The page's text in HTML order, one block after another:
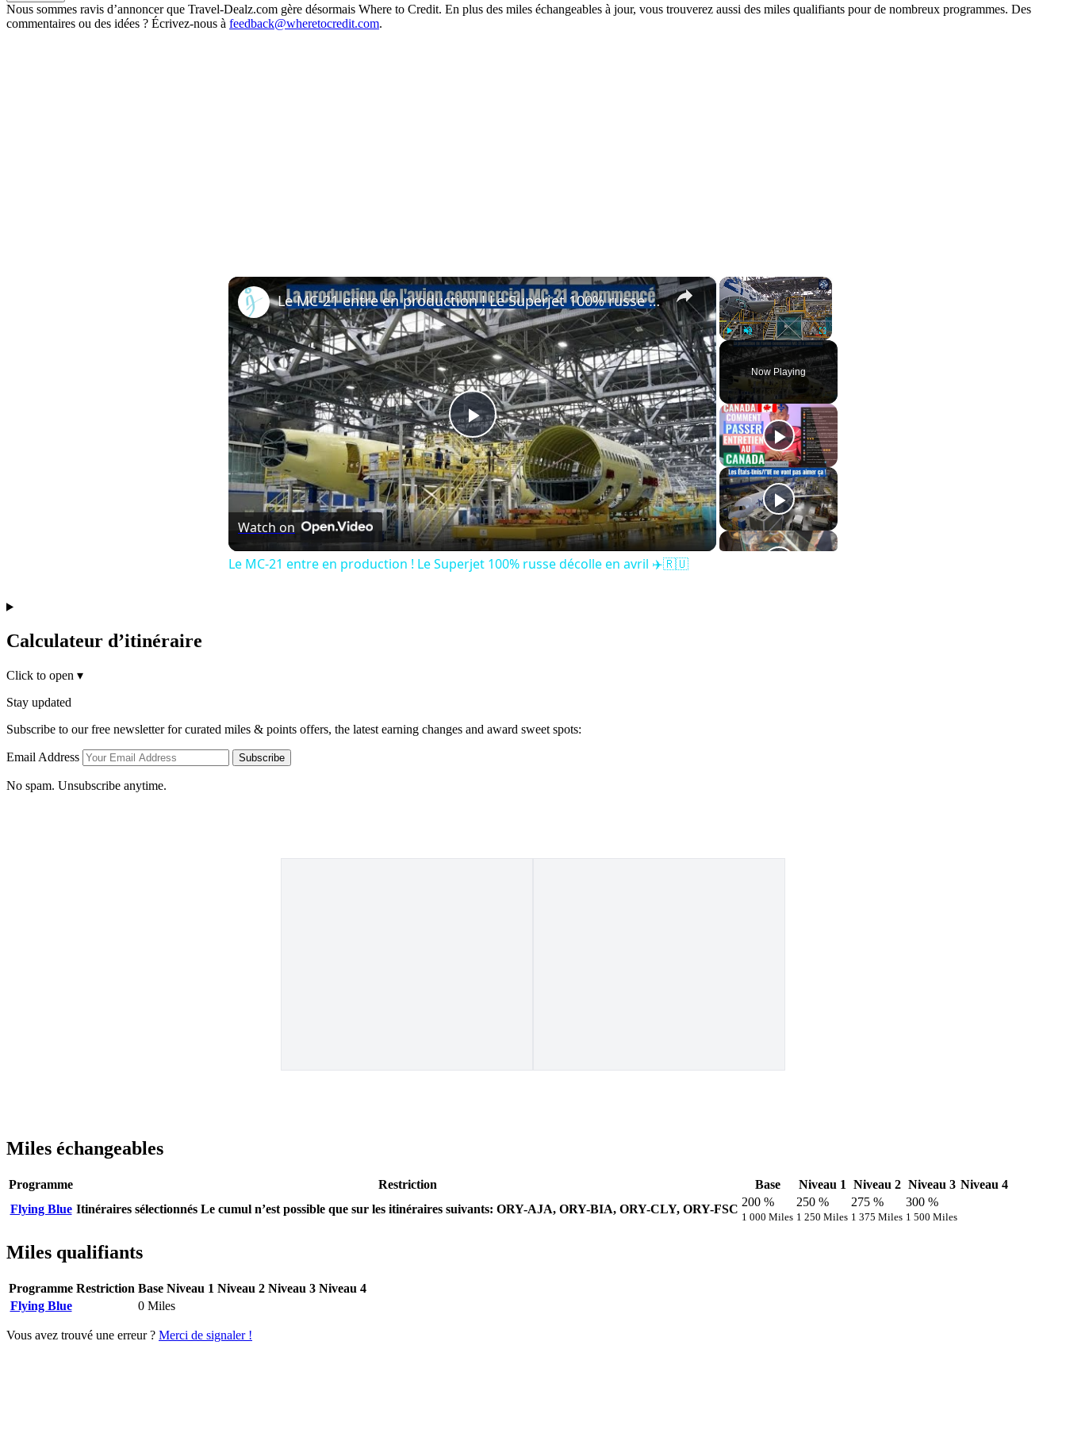
Nous sommes ravis d’annoncer que Travel-Dealz.com gère désormais Where to Credit. En plus des miles échangeables à jour, vous trouverez aussi des miles qualifiants pour de nombreux programmes. Des
commentaires ou des idées ? Écrivez-nous à feedback@wheretocredit.com.
×
Play Unmute Fullscreen
Now Playing
×
Play
Video
Le MC-21 entre en production ! Le Superjet 100% russe décolle en avril ✈️🇷🇺
Watch on
Le MC-21 entre en production ! Le Superjet 100% russe décolle en avril ✈️🇷🇺
Calculateur d’itinéraire
Click to open ▾
Stay updated
Subscribe to our free newsletter for curated miles & points offers, the latest earning changes and award sweet spots:
Email Address Subscribe
No spam. Unsubscribe anytime.
Miles échangeables
Programme Restriction Base Niveau 1 Niveau 2 Niveau 3 Niveau 4
Flying Blue Itinéraires sélectionnés Le cumul n’est possible que sur les itinéraires suivants: ORY-AJA, ORY-BIA, ORY-CLY, ORY-FSC
200 %
1 000 Miles
250 %
1 250 Miles
275 %
1 375 Miles
300 %
1 500 Miles
Miles qualifiants
Programme Restriction Base Niveau 1 Niveau 2 Niveau 3 Niveau 4
Flying Blue
0 Miles
Vous avez trouvé une erreur ? Merci de signaler !